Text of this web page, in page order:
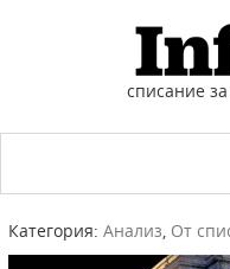
списание
Категория: Анализ, От